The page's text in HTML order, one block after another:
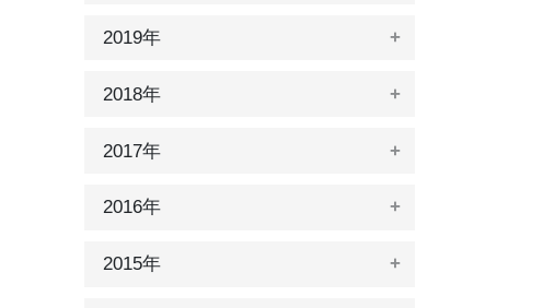
2019年
2018年
2017年
2016年
2015年